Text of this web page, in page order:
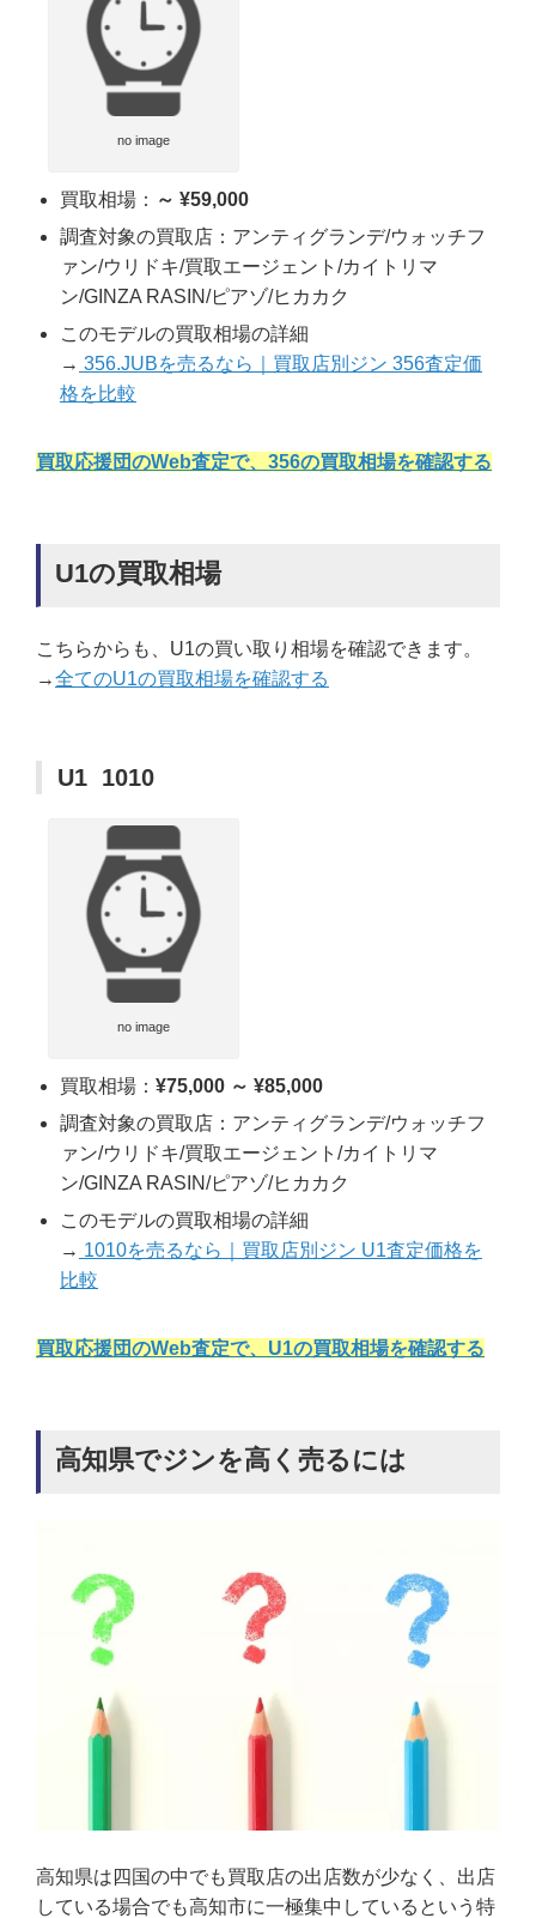
no image
買取相場： ～ ¥59,000
調査対象の買取店：アンティグランデ/ウォッチフ
ァン/ウリドキ/買取エージェント/カイトリマ
ン/GINZA RASIN/ピアゾ/ヒカカク
このモデルの買取相場の詳細
→ 356.JUBを売るなら｜買取店別ジン 356査定価
格を比較
買取応援団のWeb査定で、356の買取相場を確認する
U1の買取相場
こちらからも、U1の買い取り相場を確認できます。
→全てのU1の買取相場を確認する
U1 1010
no image
買取相場： ¥75,000 ～ ¥85,000
調査対象の買取店：アンティグランデ/ウォッチフ
ァン/ウリドキ/買取エージェント/カイトリマ
ン/GINZA RASIN/ピアゾ/ヒカカク
このモデルの買取相場の詳細
→ 1010を売るなら｜買取店別ジン U1査定価格を
比較
買取応援団のWeb査定で、U1の買取相場を確認する
高知県でジンを高く売るには
高知県は四国の中でも買取店の出店数が少なく、出店
している場合でも高知市に一極集中しているという特